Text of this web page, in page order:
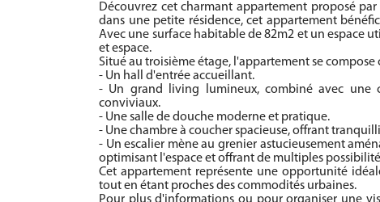
Découvrez cet charmant appartement proposé
dans une petite résidence, cet appartement
Avec une surface habitable de 82m2 et un espace
et espace.
Situé au troisième étage, l'appartement se compose
- Un hall d'entrée accueillant.
- Un grand living lumineux, combiné avec une
conviviaux.
- Une salle de douche moderne et pratique.
- Une chambre à coucher spacieuse, offrant
- Un escalier mène au grenier astucieusement
optimisant l'espace et offrant de multiples
Cet appartement représente une opportunité
tout en étant proches des commodités urbaines.